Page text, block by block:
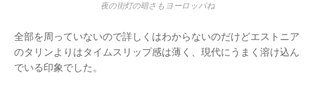
夜の街灯の暗さもヨーロッパね
全部を周っていないので詳しくはわからないのだけどエストニア
のタリンよりはタイムスリップ感は薄く、現代にうまく溶け込ん
でいる印象でした。